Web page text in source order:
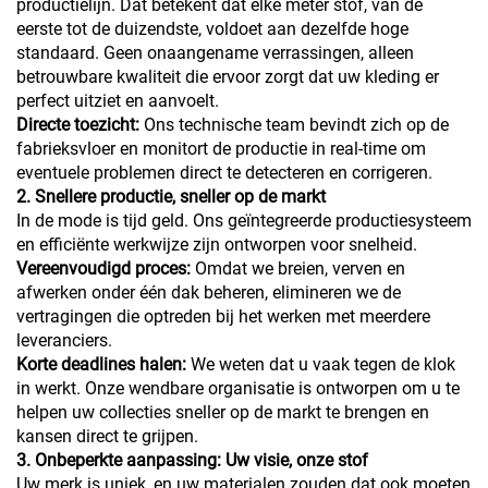
productielijn. Dat betekent dat elke meter stof, van de
eerste tot de duizendste, voldoet aan dezelfde hoge
standaard. Geen onaangename verrassingen, alleen
betrouwbare kwaliteit die ervoor zorgt dat uw kleding er
perfect uitziet en aanvoelt.
Directe toezicht: Ons technische team bevindt zich op de
fabrieksvloer en monitort de productie in real-time om
eventuele problemen direct te detecteren en corrigeren.
2. Snellere productie, sneller op de markt
In de mode is tijd geld. Ons geïntegreerde productiesysteem
en efficiënte werkwijze zijn ontworpen voor snelheid.
Vereenvoudigd proces: Omdat we breien, verven en
afwerken onder één dak beheren, elimineren we de
vertragingen die optreden bij het werken met meerdere
leveranciers.
Korte deadlines halen: We weten dat u vaak tegen de klok
in werkt. Onze wendbare organisatie is ontworpen om u te
helpen uw collecties sneller op de markt te brengen en
kansen direct te grijpen.
3. Onbeperkte aanpassing: Uw visie, onze stof